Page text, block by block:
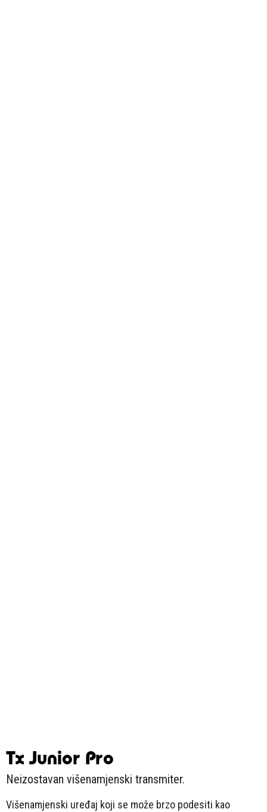
Tx Junior Pro
Neizostavan višenamjenski transmiter.
Višenamjenski uređaj koji se može brzo podesiti kao